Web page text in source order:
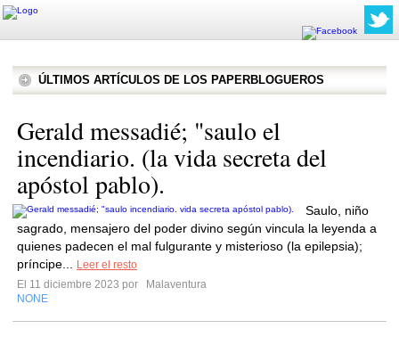
ÚLTIMOS ARTÍCULOS DE LOS PAPERBLOGUEROS
Gerald messadié; "saulo el
incendiario. (la vida secreta del
apóstol pablo).
Saulo, niño
sagrado, mensajero del poder divino según vincula la leyenda a
quienes padecen el mal fulgurante y misterioso (la epilepsia);
príncipe...
Leer el resto
El 11 diciembre 2023 por
Malaventura
NONE